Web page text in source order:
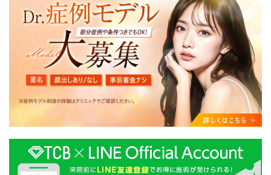
・患者様の閲覧履歴、端末等の情報
【利用目的】
TCBグループは取得情報を以下の目的で利用いたしま
す。
・クリニックの来院予約、医療サービスの提供、医療関
連商品の販売、アフターケア対応、これらに付随する諸
対応等のサービス提供のため
・医療サービスの提供に関する他の医療機関、検査機関
及び研究機関との連携のため
・サービス向上を目的とした医療サービス・販売する医
療関連商品に関する患者様へのアンケートの送受信及び
これに付随する諸対応のため